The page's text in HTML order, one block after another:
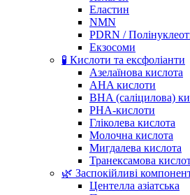
Еластин
NMN
PDRN /
Екзосоми
🧪 Кислоти та ексфоліанти
Азелаїнова кислота
AHA кислоти
BHA (саліцилова)
PHA-кислоти
Гліколева кислота
Молочна кислота
Мигдалева кислота
Транексамова
🌿 Заспокійливі
Центелла азіатська